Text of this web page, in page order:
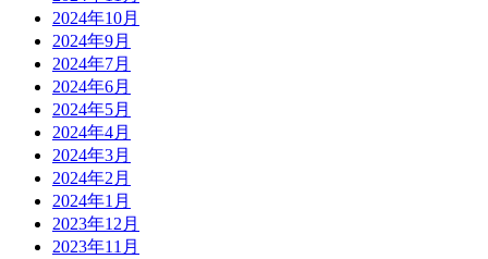
2024年10月
2024年9月
2024年7月
2024年6月
2024年5月
2024年4月
2024年3月
2024年2月
2024年1月
2023年12月
2023年11月